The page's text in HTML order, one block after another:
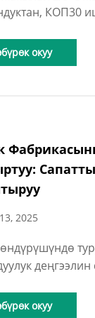
КОП30
окуу
2025
окуу